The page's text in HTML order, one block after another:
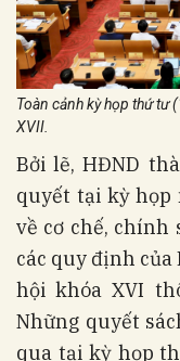
Toàn cảnh kỳ họp thứ tư
XVII.
Bởi lẽ, HĐND
quyết tại kỳ họp
về cơ chế, chính
các quy định của
hội khóa XVI
Những quyết
qua tại kỳ họp